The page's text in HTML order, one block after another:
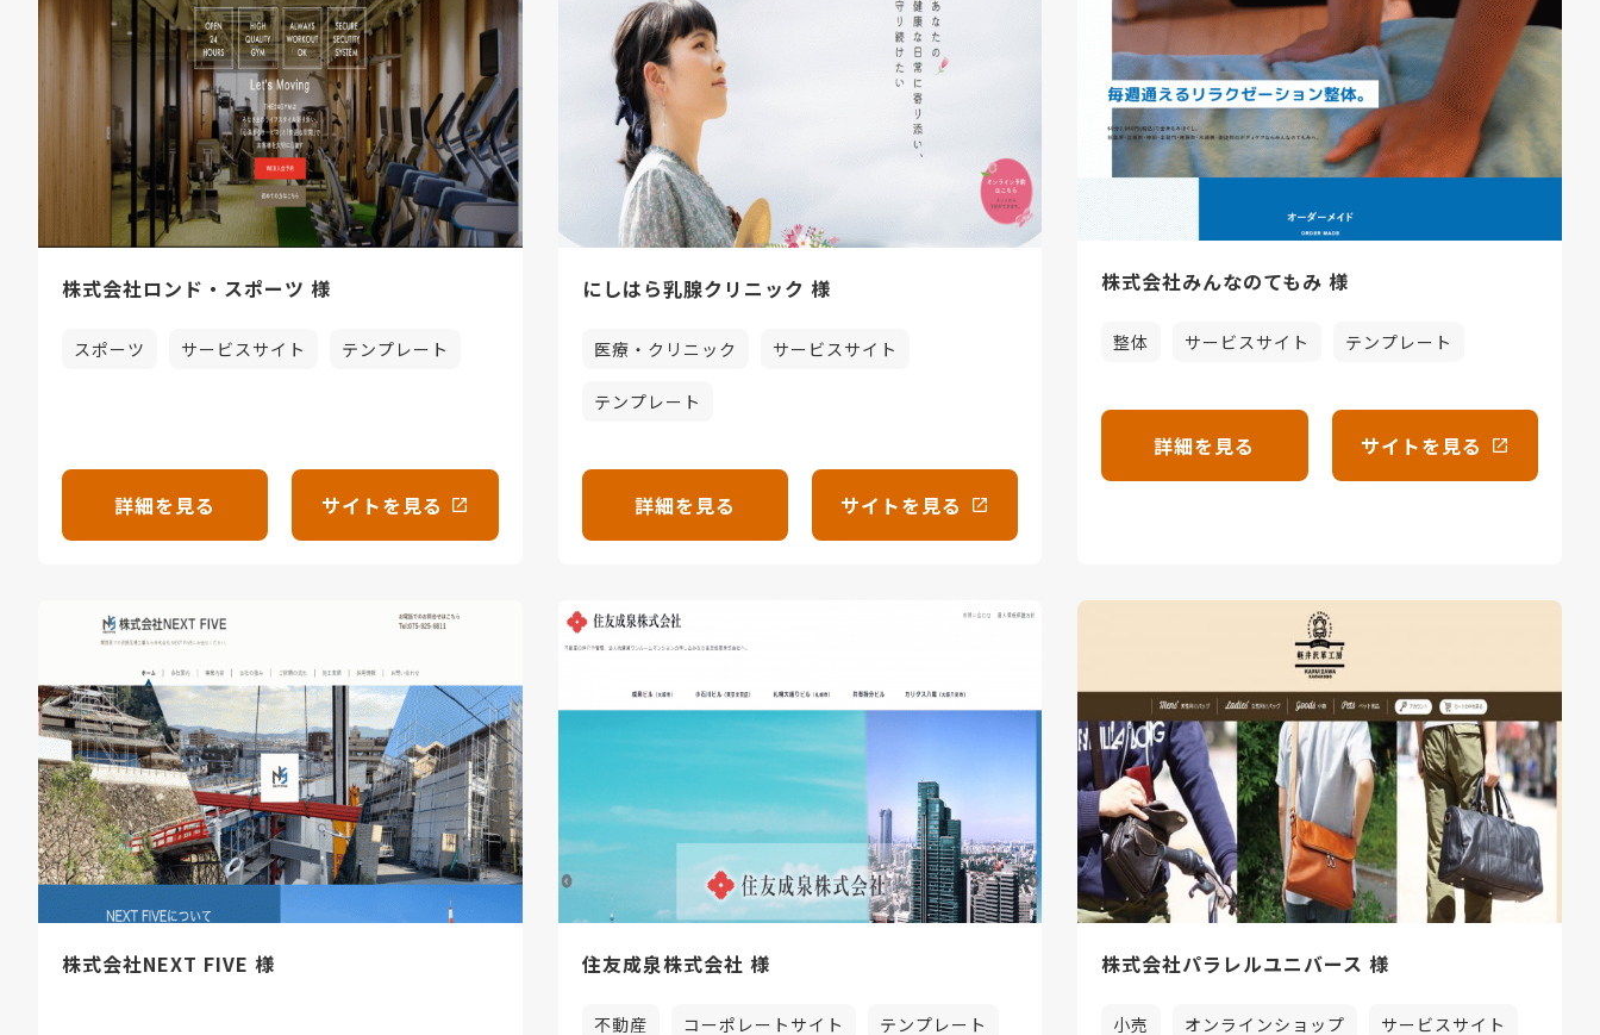
株式会社ロンド・スポーツ 様
スポーツ サービスサイト テンプレート
詳細を見る サイトを見る
にしはら乳腺クリニック 様
医療・クリニック サービスサイト
テンプレート
詳細を見る サイトを見る
株式会社みんなのてもみ 様
整体 サービスサイト テンプレート
詳細を見る サイトを見る
株式会社NEXT FIVE 様 住友成泉株式会社 様
不動産 コーポレートサイト テンプレート
株式会社パラレルユニバース 様
小売 オンラインショップ サービスサイト